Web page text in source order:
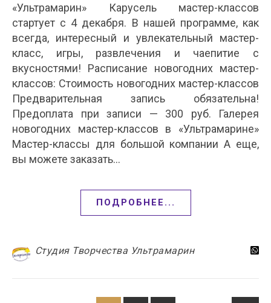
«Ультрамарин» Карусель мастер-классов
стартует с 4 декабря. В нашей программе, как
всегда, интересный и увлекательный мастер-
класс, игры, развлечения и чаепитие с
вкусностями! Расписание новогодних мастер-
классов: Стоимость новогодних мастер-классов
Предварительная запись обязательна!
Предоплата при записи — 300 руб. Галерея
новогодних мастер-классов в «Ультрамарине»
Мастер-классы для большой компании А еще,
вы можете заказать…
ПОДРОБНЕЕ...
Студия Творчества Ультрамарин